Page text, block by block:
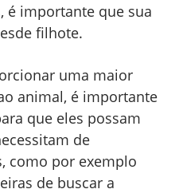
é importante que sua
filhote.
uma maior
animal, é importante
que eles possam
de
como por exemplo
de buscar a